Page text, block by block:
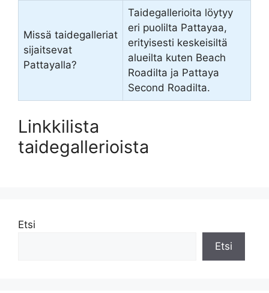
Missä taidegalleriat
sijaitsevat
Pattayalla?
Taidegallerioita löytyy
eri puolilta Pattayaa,
erityisesti keskeisiltä
alueilta kuten Beach
Roadilta ja Pattaya
Second Roadilta.
Linkkilista
taidegallerioista
Etsi
Etsi